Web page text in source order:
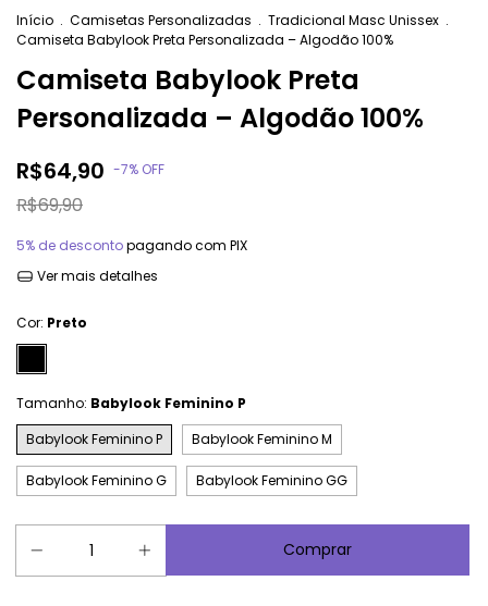
Início . Camisetas Personalizadas . Tradicional Masc Unissex .
Camiseta Babylook Preta Personalizada – Algodão 100%
Camiseta Babylook Preta
Personalizada – Algodão 100%
R$64,90 -7% OFF
R$69,90
5% de descontopagando com PIX
Ver mais detalhes
Cor: Preto
Tamanho: Babylook Feminino P
Babylook Feminino P
Babylook Feminino M
Babylook Feminino G Babylook Feminino GG